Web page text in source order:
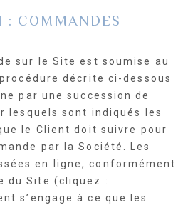
: COMMANDES
sur le Site est soumise au
décrite ci-dessous
par une succession de
lesquels sont indiqués les
le Client doit suivre pour
par la Société. Les
en ligne, conformément
du Site (cliquez :
s’engage à ce que les